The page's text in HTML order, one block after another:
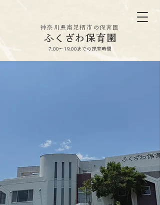
ふくざわ保育園
神奈川県南足柄市の保育園
7:00〜19:00までの保育時間